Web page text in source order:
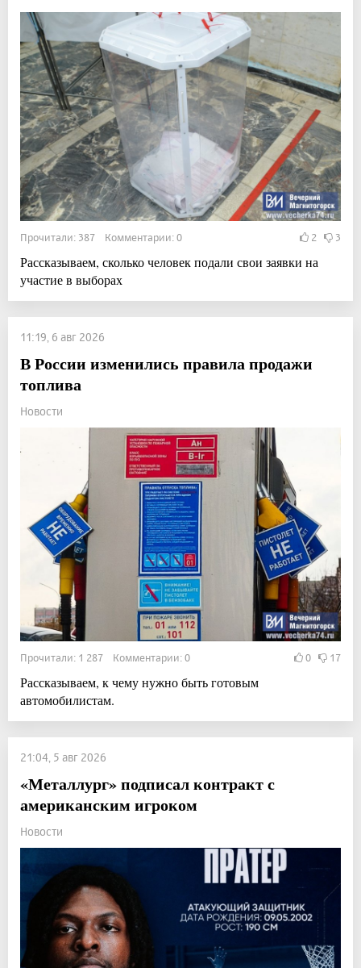
Прочитали: 387 Комментарии: 0 2 3
Рассказываем, сколько человек подали свои заявки на
участие в выборах
11:19, 6 авг 2026
В России изменились правила продажи
топлива
Новости
Прочитали: 1 287 Комментарии: 0 0 17
Рассказываем, к чему нужно быть готовым
автомобилистам.
21:04, 5 авг 2026
«Металлург» подписал контракт с
американским игроком
Новости